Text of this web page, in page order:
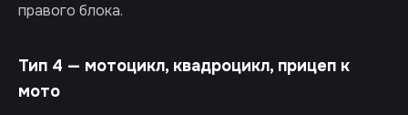
правого блока.
Тип 4 — мотоцикл, квадроцикл, прицеп к
мото